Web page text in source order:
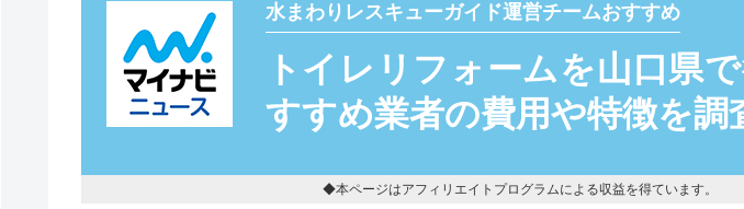
水まわりレスキューガイド運営チームおすすめ
トイレリフォームを山口県
すすめ業者の費用や特徴を調
◆本ページはアフィリエイトプログラムによる収益を得ています。